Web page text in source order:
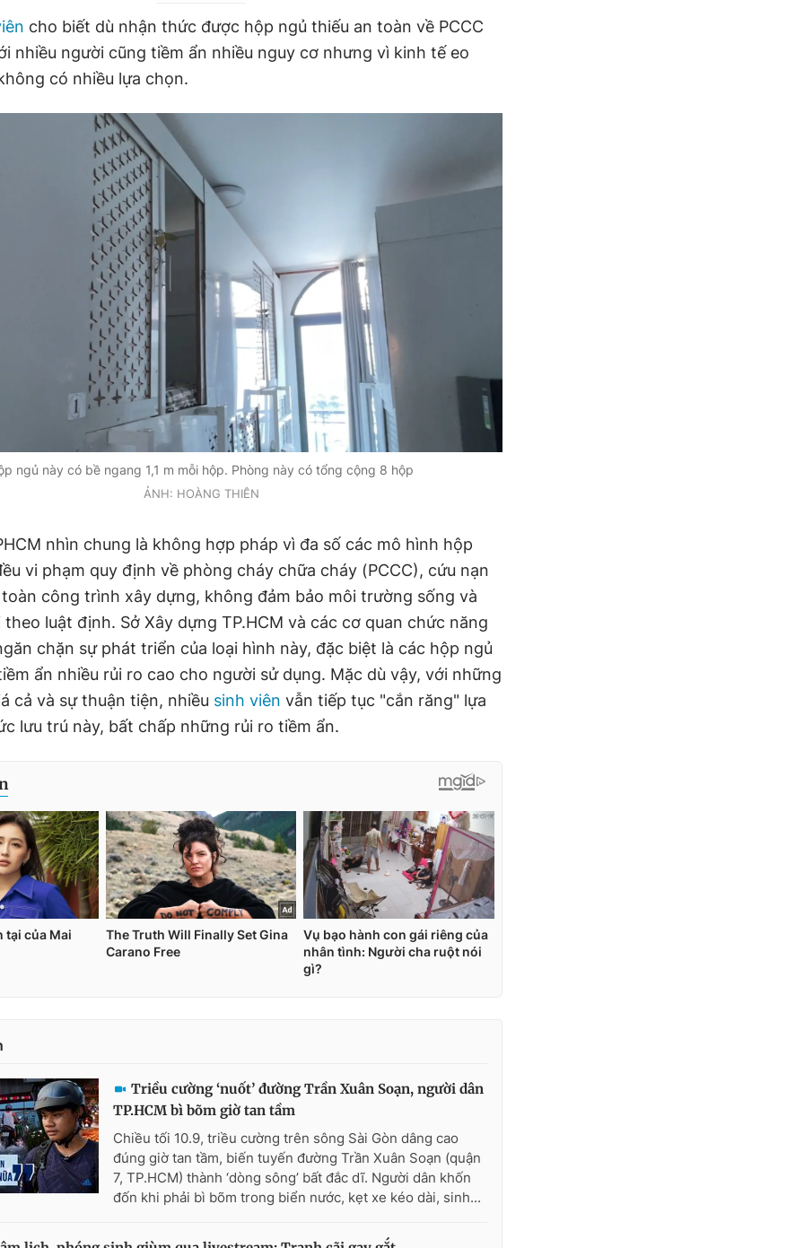
cho biết dù nhận thức được hộp ngủ thiếu an toàn về PCCC
nhiều người cũng tiềm ẩn nhiều nguy cơ nhưng vì kinh tế eo
có nhiều lựa chọn.
ngủ này có bề ngang 1,1 m mỗi hộp. Phòng này có tổng cộng 8 hộp
ẢNH: HOÀNG THIÊN
nhìn chung là không hợp pháp vì đa số các mô hình hộp
vi phạm quy định về phòng cháy chữa cháy (PCCC), cứu nạn
công trình xây dựng, không đảm bảo môi trường sống và
luật định. Sở Xây dựng TP.HCM và các cơ quan chức năng
chặn sự phát triển của loại hình này, đặc biệt là các hộp ngủ
ẩn nhiều rủi ro cao cho người sử dụng. Mặc dù vậy, với những
cả và sự thuận tiện, nhiều sinh viên vẫn tiếp tục "cắn răng" lựa
lưu trú này, bất chấp những rủi ro tiềm ẩn.
Triều cường ‘nuốt’ đường Trần Xuân Soạn, người dân
TP.HCM bì bõm giờ tan tầm
Chiều tối 10.9, triều cường trên sông Sài Gòn dâng cao
đúng giờ tan tầm, biến tuyến đường Trần Xuân Soạn (quận
7, TP.HCM) thành ‘dòng sông’ bất đắc dĩ. Người dân khốn
đốn khi phải bì bõm trong biển nước, kẹt xe kéo dài, sinh...